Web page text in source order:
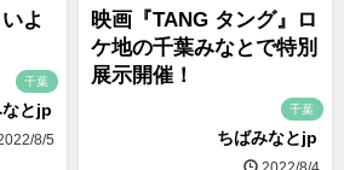
よ
千葉
なとjp
8/5
映画『TANG タング』ロ
ケ地の千葉みなとで特別
展示開催！
千葉
ちばみなとjp